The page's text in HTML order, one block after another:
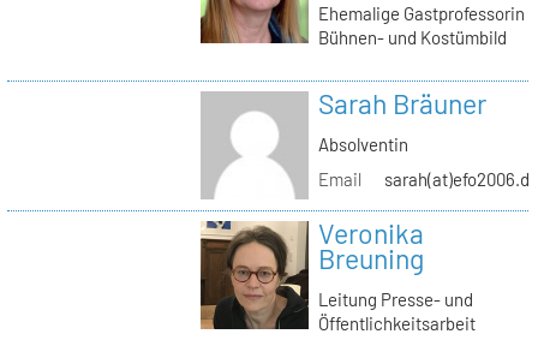
Ehemalige Gastprofessorin
Bühnen- und Kostümbild
Sarah Bräuner
Absolventin
Email
Veronika
Breuning
Leitung Presse- und
Öffentlichkeitsarbeit